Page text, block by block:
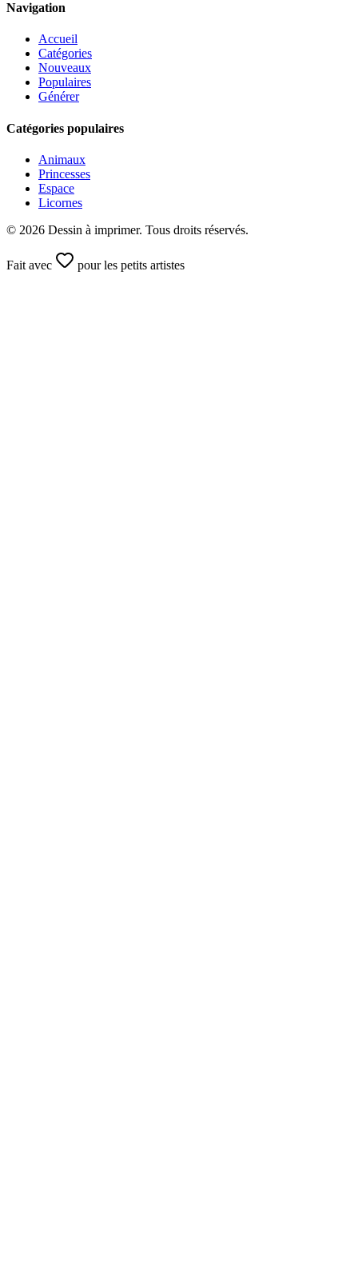
Navigation
Accueil
Catégories
Nouveaux
Populaires
Générer
Catégories populaires
Animaux
Princesses
Espace
Licornes
© 2026 Dessin à imprimer. Tous droits réservés.
Fait avec pour les petits artistes